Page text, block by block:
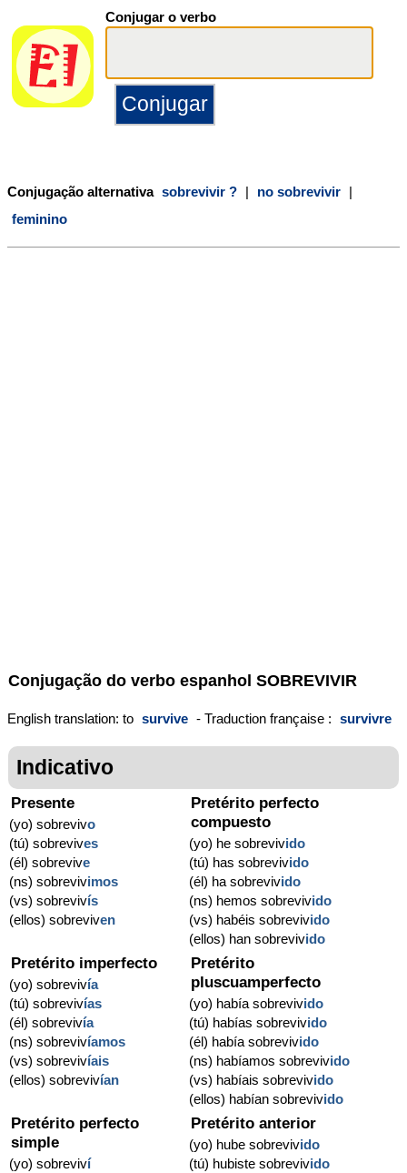
Conjugar o verbo
Conjugação alternativa sobrevivir ? | no sobrevivir |
feminino
Conjugação do verbo espanhol SOBREVIVIR
English translation: to survive - Traduction française : survivre
Indicativo
Presente
(yo) sobrevivo
(tú) sobrevives
(él) sobrevive
(ns) sobrevivimos
(vs) sobrevivís
(ellos) sobreviven
Pretérito perfecto
compuesto
(yo) he sobrevivido
(tú) has sobrevivido
(él) ha sobrevivido
(ns) hemos sobrevivido
(vs) habéis sobrevivido
(ellos) han sobrevivido
Pretérito imperfecto
(yo) sobrevivía
(tú) sobrevivías
(él) sobrevivía
(ns) sobrevivíamos
(vs) sobrevivíais
(ellos) sobrevivían
Pretérito
pluscuamperfecto
(yo) había sobrevivido
(tú) habías sobrevivido
(él) había sobrevivido
(ns) habíamos sobrevivido
(vs) habíais sobrevivido
(ellos) habían sobrevivido
Pretérito perfecto
simple
(yo) sobreviví
Pretérito anterior
(yo) hube sobrevivido
(tú) hubiste sobrevivido